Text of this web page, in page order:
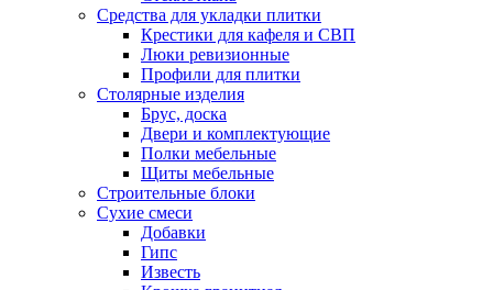
Средства для укладки плитки
Крестики для кафеля и СВП
Люки ревизионные
Профили для плитки
Столярные изделия
Брус, доска
Двери и комплектующие
Полки мебельные
Щиты мебельные
Строительные блоки
Сухие смеси
Добавки
Гипс
Известь